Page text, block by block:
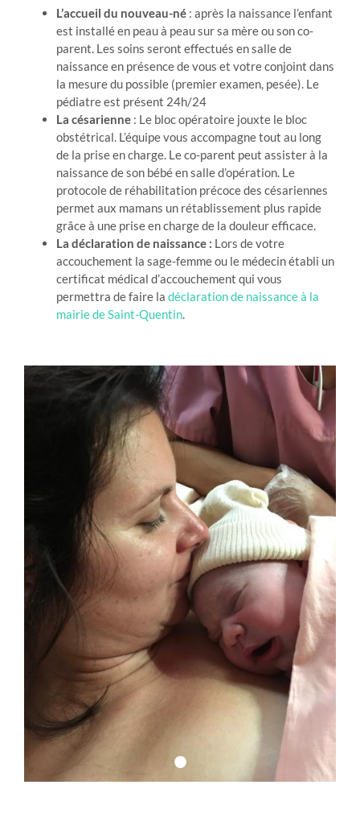
L’accueil du nouveau-né : après la naissance l’enfant
est installé en peau à peau sur sa mère ou son co-
parent. Les soins seront effectués en salle de
naissance en présence de vous et votre conjoint dans
la mesure du possible (premier examen, pesée). Le
pédiatre est présent 24h/24
La césarienne : Le bloc opératoire jouxte le bloc
obstétrical. L’équipe vous accompagne tout au long
de la prise en charge. Le co-parent peut assister à la
naissance de son bébé en salle d’opération. Le
protocole de réhabilitation précoce des césariennes
permet aux mamans un rétablissement plus rapide
grâce à une prise en charge de la douleur efficace.
La déclaration de naissance : Lors de votre
accouchement la sage-femme ou le médecin établi un
certificat médical d’accouchement qui vous
permettra de faire la déclaration de naissance à la
mairie de Saint-Quentin.